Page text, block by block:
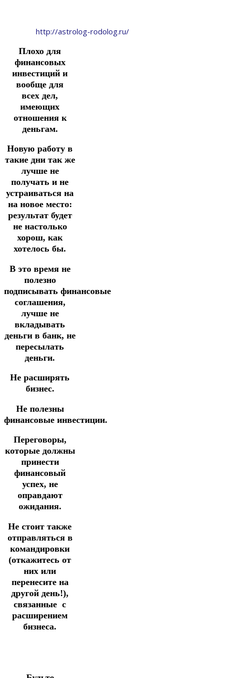
http://astrolog-rodolog.ru/
Плохо для
финансовых
инвестиций и
вообще для
всех дел,
имеющих
отношения к
деньгам.
Новую работу в
такие дни так же
лучше не
получать и не
устраиваться на
на новое место:
результат будет
не настолько
хорош, как
хотелось бы.
В это время не
полезно
подписывать финансовые
соглашения,
лучше не
вкладывать
деньги в банк, не
пересылать
деньги.
Не расширять
бизнес.
Не полезны
финансовые инвестиции.
Переговоры,
которые должны
принести
финансовый
успех, не
оправдают
ожидания.
Не стоит также
отправляться в
командировки
(откажитесь от
них или
перенесите на
другой день!),
связанные с
расширением
бизнеса.